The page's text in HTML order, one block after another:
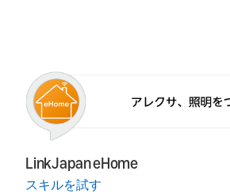
LinkJapan eHome
スキルを試す